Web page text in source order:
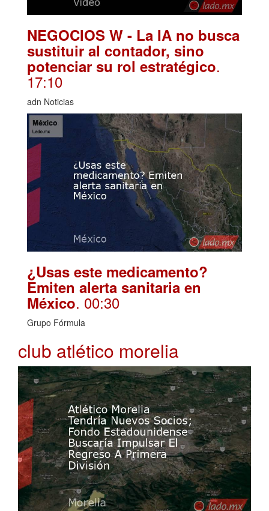
NEGOCIOS W - La IA no busca
sustituir al contador, sino
potenciar su rol estratégico.
17:10
adn Noticias
¿Usas este medicamento?
Emiten alerta sanitaria en
México. 00:30
Grupo Fórmula
club atlético morelia